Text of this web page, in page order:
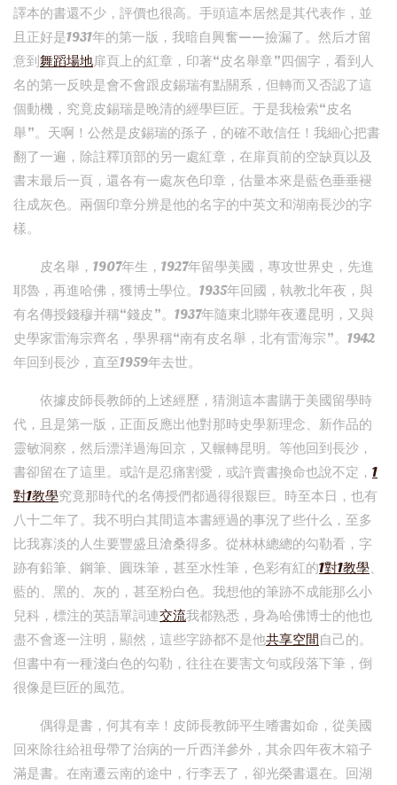
譯本的書還不少，評價也很高。手頭這本居然是其代表作，並
且正好是1931年的第一版，我暗自興奮——撿漏了。然后才留
意到舞蹈場地扉頁上的紅章，印著“皮名舉章”四個字，看到人
名的第一反映是會不會跟皮錫瑞有點關系，但轉而又否認了這
個動機，究竟皮錫瑞是晚清的經學巨匠。于是我檢索“皮名
舉”。天啊！公然是皮錫瑞的孫子，的確不敢信任！我細心把書
翻了一遍，除註釋頂部的另一處紅章，在扉頁前的空缺頁以及
書末最后一頁，還各有一處灰色印章，估量本來是藍色垂垂褪
往成灰色。兩個印章分辨是他的名字的中英文和湖南長沙的字
樣。
皮名舉，1907年生，1927年留學美國，專攻世界史，先進
耶魯，再進哈佛，獲博士學位。1935年回國，執教北年夜，與
有名傳授錢穆并稱“錢皮”。1937年隨東北聯年夜遷昆明，又與
史學家雷海宗齊名，學界稱“南有皮名舉，北有雷海宗”。1942
年回到長沙，直至1959年去世。
依據皮師長教師的上述經歷，猜測這本書購于美國留學時
代，且是第一版，正面反應出他對那時史學新理念、新作品的
靈敏洞察，然后漂洋過海回京，又輾轉昆明。等他回到長沙，
書卻留在了這里。或許是忍痛割愛，或許賣書換命也說不定， 1
對1教學究竟那時代的名傳授們都過得很艱巨。時至本日，也有
八十二年了。我不明白其間這本書經過的事況了些什么，至多
比我寡淡的人生要豐盛且滄桑得多。從林林總總的勾勒看，字
跡有鉛筆、鋼筆、圓珠筆，甚至水性筆，色彩有紅的1對1教學、
藍的、黑的、灰的，甚至粉白色。我想他的筆跡不成能那么小
兒科，標注的英語單詞連交流我都熟悉，身為哈佛博士的他也
盡不會逐一注明，顯然，這些字跡都不是他共享空間自己的。
但書中有一種淺白色的勾勒，往往在要害文句或段落下筆，倒
很像是巨匠的風范。
偶得是書，何其有幸！皮師長教師平生嗜書如命，從美國
回來除往給祖母帶了治病的一斤西洋參外，其余四年夜木箱子
滿是書。在南遷云南的途中，行李丟了，卻光榮書還在。回湖